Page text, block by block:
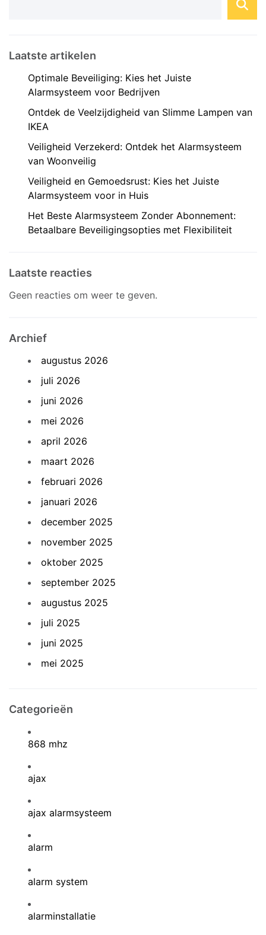
Laatste artikelen
Optimale Beveiliging: Kies het Juiste
Alarmsysteem voor Bedrijven
Ontdek de Veelzijdigheid van Slimme Lampen van
IKEA
Veiligheid Verzekerd: Ontdek het Alarmsysteem
van Woonveilig
Veiligheid en Gemoedsrust: Kies het Juiste
Alarmsysteem voor in Huis
Het Beste Alarmsysteem Zonder Abonnement:
Betaalbare Beveiligingsopties met Flexibiliteit
Laatste reacties
Geen reacties om weer te geven.
Archief
augustus 2026
juli 2026
juni 2026
mei 2026
april 2026
maart 2026
februari 2026
januari 2026
december 2025
november 2025
oktober 2025
september 2025
augustus 2025
juli 2025
juni 2025
mei 2025
Categorieën
868 mhz
ajax
ajax alarmsysteem
alarm
alarm system
alarminstallatie